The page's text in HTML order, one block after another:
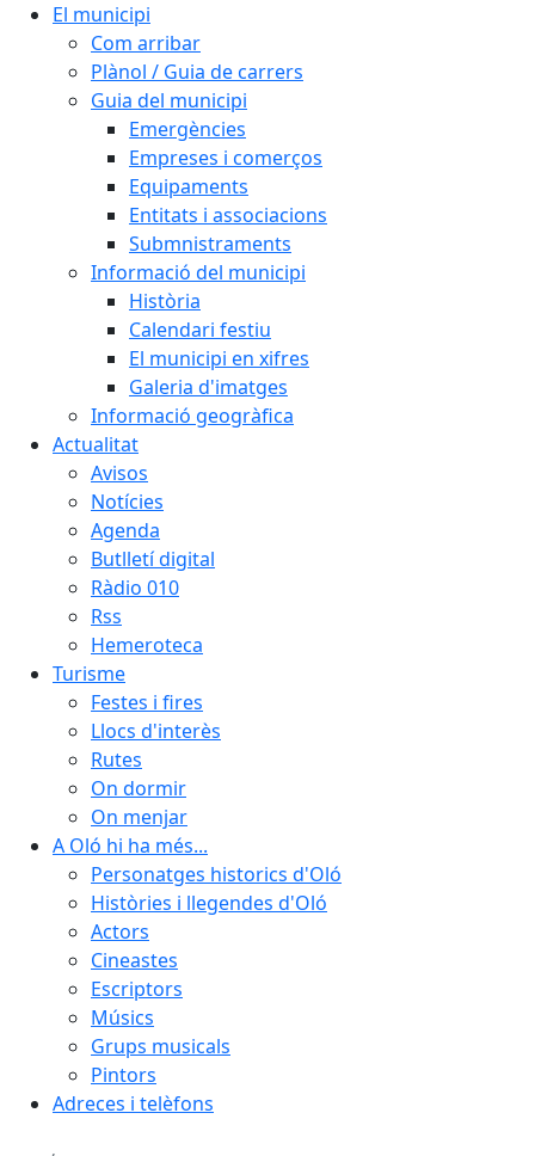
El municipi
Com arribar
Plànol / Guia de carrers
Guia del municipi
Emergències
Empreses i comerços
Equipaments
Entitats i associacions
Submnistraments
Informació del municipi
Història
Calendari festiu
El municipi en xifres
Galeria d'imatges
Informació geogràfica
Actualitat
Avisos
Notícies
Agenda
Butlletí digital
Ràdio 010
Rss
Hemeroteca
Turisme
Festes i fires
Llocs d'interès
Rutes
On dormir
On menjar
A Oló hi ha més...
Personatges historics d'Oló
Històries i llegendes d'Oló
Actors
Cineastes
Escriptors
Músics
Grups musicals
Pintors
Adreces i telèfons